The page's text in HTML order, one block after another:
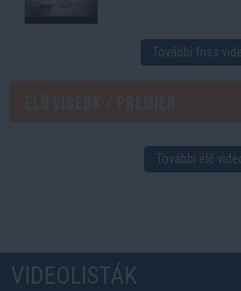
További friss
További élő
VIDEOLISTÁK